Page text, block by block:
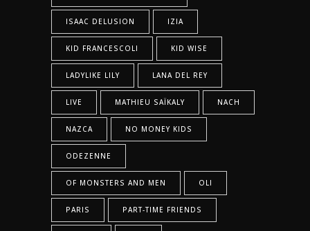
ISAAC DELUSION IZIA
KID FRANCESCOLI KID WISE
LADYLIKE LILY LANA DEL REY
LIVE MATHIEU SAÏKALY NACH
NAZCA NO MONEY KIDS
ODEZENNE
OF MONSTERS AND MEN OLI
PARIS PART-TIME FRIENDS